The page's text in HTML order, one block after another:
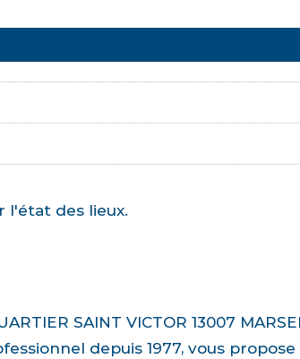
l'état des lieux.
SAINT VICTOR 13007
depuis 1977, vous propose